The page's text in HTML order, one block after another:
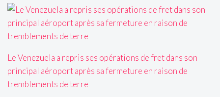
Le Venezuela a repris ses opérations de fret dans son
principal aéroport après sa fermeture en raison de
tremblements de terre